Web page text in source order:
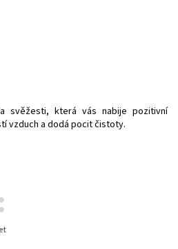
svěžesti, která vás nabije pozitivní
vzduch a dodá pocit čistoty.